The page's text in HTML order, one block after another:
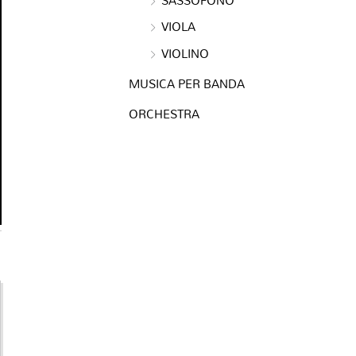
VIOLA
VIOLINO
MUSICA PER BANDA
ORCHESTRA